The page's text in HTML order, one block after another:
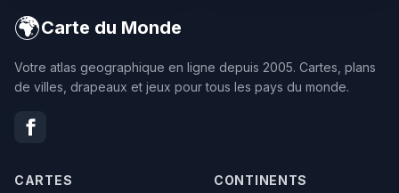
🌍Carte du Monde
Votre atlas geographique en ligne depuis 2005. Cartes, plans
de villes, drapeaux et jeux pour tous les pays du monde.
CARTES CONTINENTS